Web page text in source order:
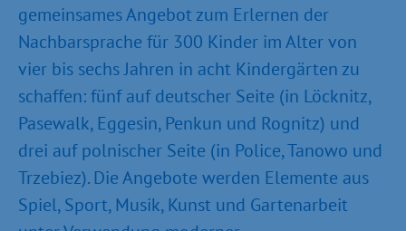
gemeinsames Angebot zum Erlernen der
Nachbarsprache für 300 Kinder im Alter von
vier bis sechs Jahren in acht Kindergärten zu
schaffen: fünf auf deutscher Seite (in Löcknitz,
Pasewalk, Eggesin, Penkun und Rognitz) und
drei auf polnischer Seite (in Police, Tanowo und
Trzebiez). Die Angebote werden Elemente aus
Spiel, Sport, Musik, Kunst und Gartenarbeit